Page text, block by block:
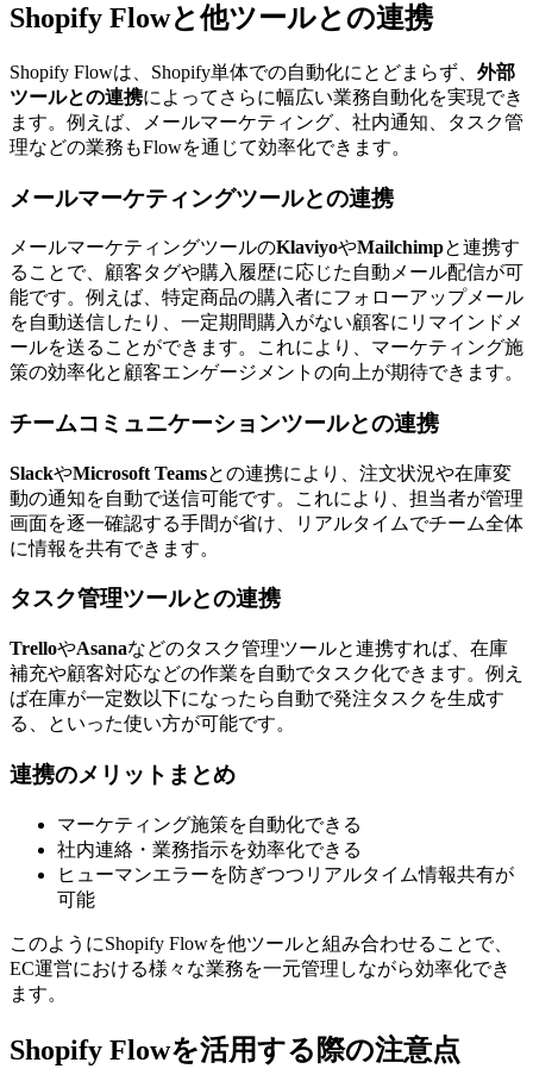
Shopify Flowと他ツールとの連携
Shopify Flowは、Shopify単体での自動化にとどまらず、 外部
ツールとの連携によってさらに幅広い業務自動化を実現でき
ます。例えば、メールマーケティング、社内通知、タスク管
理などの業務もFlowを通じて効率化できます。
メールマーケティングツールとの連携
メールマーケティングツールのKlaviyoやMailchimpと連携す
ることで、顧客タグや購入履歴に応じた自動メール配信が可
能です。例えば、特定商品の購入者にフォローアップメール
を自動送信したり、一定期間購入がない顧客にリマインドメ
ールを送ることができます。これにより、マーケティング施
策の効率化と顧客エンゲージメントの向上が期待できます。
チームコミュニケーションツールとの連携
SlackやMicrosoft Teamsとの連携により、注文状況や在庫変
動の通知を自動で送信可能です。これにより、担当者が管理
画面を逐一確認する手間が省け、リアルタイムでチーム全体
に情報を共有できます。
タスク管理ツールとの連携
TrelloやAsanaなどのタスク管理ツールと連携すれば、在庫
補充や顧客対応などの作業を自動でタスク化できます。例え
ば在庫が一定数以下になったら自動で発注タスクを生成す
る、といった使い方が可能です。
連携のメリットまとめ
マーケティング施策を自動化できる
社内連絡・業務指示を効率化できる
ヒューマンエラーを防ぎつつリアルタイム情報共有が
可能
このようにShopify Flowを他ツールと組み合わせることで、
EC運営における様々な業務を一元管理しながら効率化でき
ます。
Shopify Flowを活用する際の注意点